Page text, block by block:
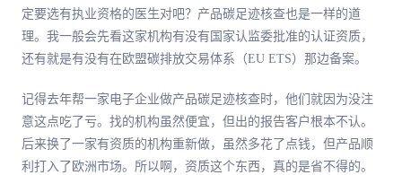
定要选有执业资格的医生对吧？产品碳足迹核查也是一样的道
理。我一般会先看这家机构有没有国家认监委批准的认证资质，
还有就是有没有在欧盟碳排放交易体系（EU ETS）那边备案。
记得去年帮一家电子企业做产品碳足迹核查时，他们就因为没注
意这点吃了亏。找的机构虽然便宜，但出的报告客户根本不认。
后来换了一家有资质的机构重新做，虽然多花了点钱，但产品顺
利打入了欧洲市场。所以啊，资质这个东西，真的是省不得的。